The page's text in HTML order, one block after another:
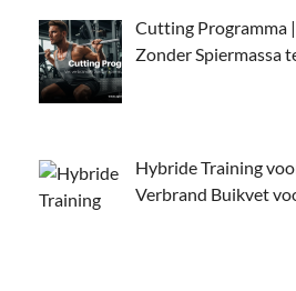
Cutting Programma
Zonder Spiermassa
Hybride Training
Verbrand Buikvet